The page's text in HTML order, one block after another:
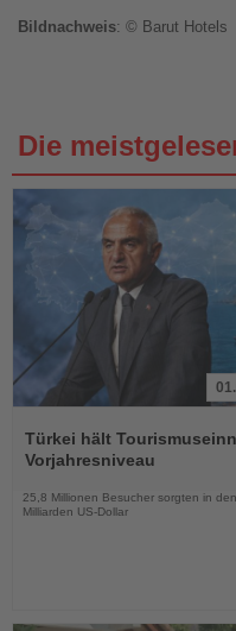
Bildnachweis: © Barut Hotels
Die
Sie
die
Nachrichten
Türkei hält
Vorjahresniveau
25,8 Millionen Besucher sorgten in
Milliarden US-Dollar